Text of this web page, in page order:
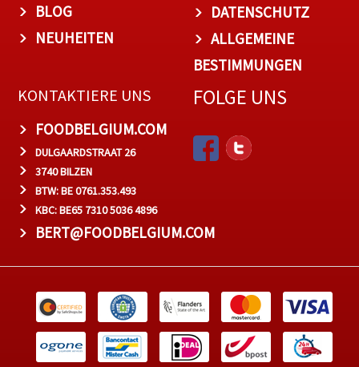
BLOG
NEUHEITEN
DATENSCHUTZ
ALLGEMEINE
BESTIMMUNGEN
KONTAKTIERE UNS
FOODBELGIUM.COM
DULGAARDSTRAAT 26
3740 BILZEN
BTW: BE 0761.353.493
KBC: BE65 7310 5036 4896
BERT@FOODBELGIUM.COM
FOLGE UNS